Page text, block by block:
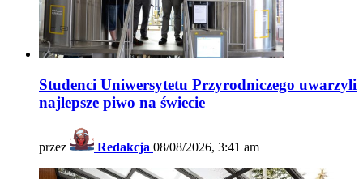
Studenci Uniwersytetu Przyrodniczego uwarzyli
najlepsze piwo na świecie
przez Redakcja 08/08/2026, 3:41 am